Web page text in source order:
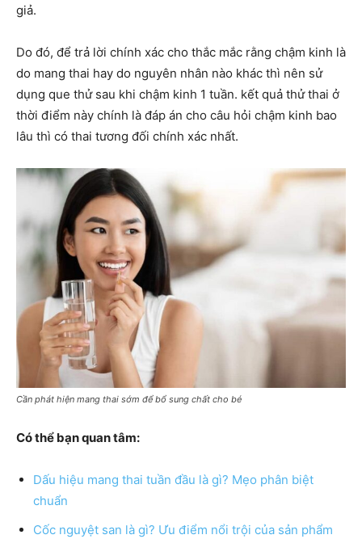
giả.
Do đó, để trả lời chính xác cho thắc mắc rằng chậm kinh là
do mang thai hay do nguyên nhân nào khác thì nên sử
dụng que thử sau khi chậm kinh 1 tuần. kết quả thử thai ở
thời điểm này chính là đáp án cho câu hỏi chậm kinh bao
lâu thì có thai tương đối chính xác nhất.
Cần phát hiện mang thai sớm để bổ sung chất cho bé
Có thể bạn quan tâm:
Dấu hiệu mang thai tuần đầu là gì? Mẹo phân biệt
chuẩn
Cốc nguyệt san là gì? Ưu điểm nổi trội của sản phẩm